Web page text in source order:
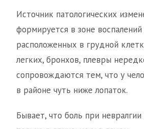
Источник патологических
формируется в зоне воспалений
расположенных в грудной
легких, бронхов, плевры
сопровождаются тем, что у
в районе чуть ниже лопаток.
Бывает, что боль при